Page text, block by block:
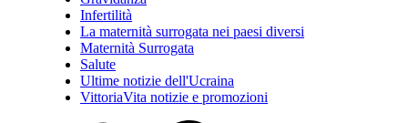
Infertilità
La maternità surrogata nei paesi diversi
Maternità Surrogata
Salute
Ultime notizie dell'Ucraina
VittoriaVita notizie e promozioni